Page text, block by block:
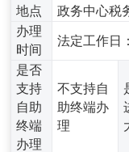
地点
政务中心税
办理
时间
法定工作日
是否
支持
自助
终端
办理
不支持自
助终端办
理